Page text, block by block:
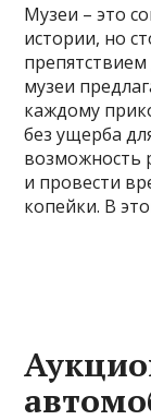
Музеи – это
истории, но
музеи
каждому
без ущерба
возможность
и провести
копейки. В